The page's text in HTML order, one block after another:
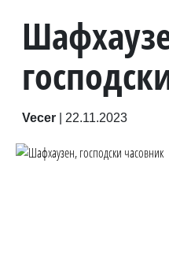
Vecer 22.11.2023